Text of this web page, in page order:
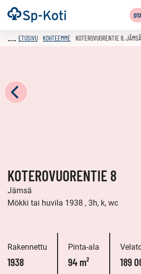
Siirry
sisältöön
Etusivu
ETUSIVU KOHTEEMME KOTEROVUORENTIE 8, JÄMSÄ
KOTEROVUORENTIE 8
Jämsä
Mökki tai huvila 1938 , 3h, k, wc
Rakennettu
1938
Pinta-ala
94 m² 189